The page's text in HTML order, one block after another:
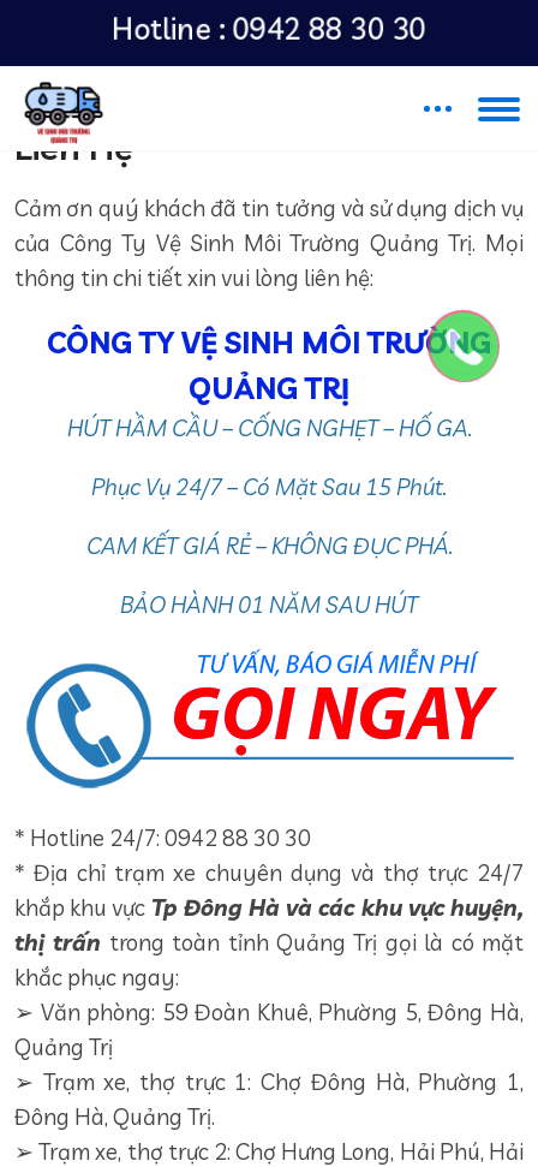
Hotline : 0942 88 30 30
Liên Hệ
Cảm ơn quý khách đã tin tưởng và sử dụng dịch vụ
của Công Ty Vệ Sinh Môi Trường Quảng Trị. Mọi
thông tin chi tiết xin vui lòng liên hệ:
CÔNG TY VỆ SINH MÔI TRƯỜNG
QUẢNG TRỊ
HÚT HẦM CẦU – CỐNG NGHẸT – HỐ GA.
Phục Vụ 24/7 – Có Mặt Sau 15 Phút.
CAM KẾT GIÁ RẺ – KHÔNG ĐỤC PHÁ.
BẢO HÀNH 01 NĂM SAU HÚT
* Hotline 24/7: 0942 88 30 30
* Địa chỉ trạm xe chuyên dụng và thợ trực 24/7
khắp khu vực Tp Đông Hà và các khu vực huyện,
thị trấn trong toàn tỉnh Quảng Trị gọi là có mặt
khắc phục ngay:
➢ Văn phòng: 59 Đoàn Khuê, Phường 5, Đông Hà,
Quảng Trị
➢ Trạm xe, thợ trực 1: Chợ Đông Hà, Phường 1,
Đông Hà, Quảng Trị.
➢ Trạm xe, thợ trực 2: Chợ Hưng Long, Hải Phú, Hải